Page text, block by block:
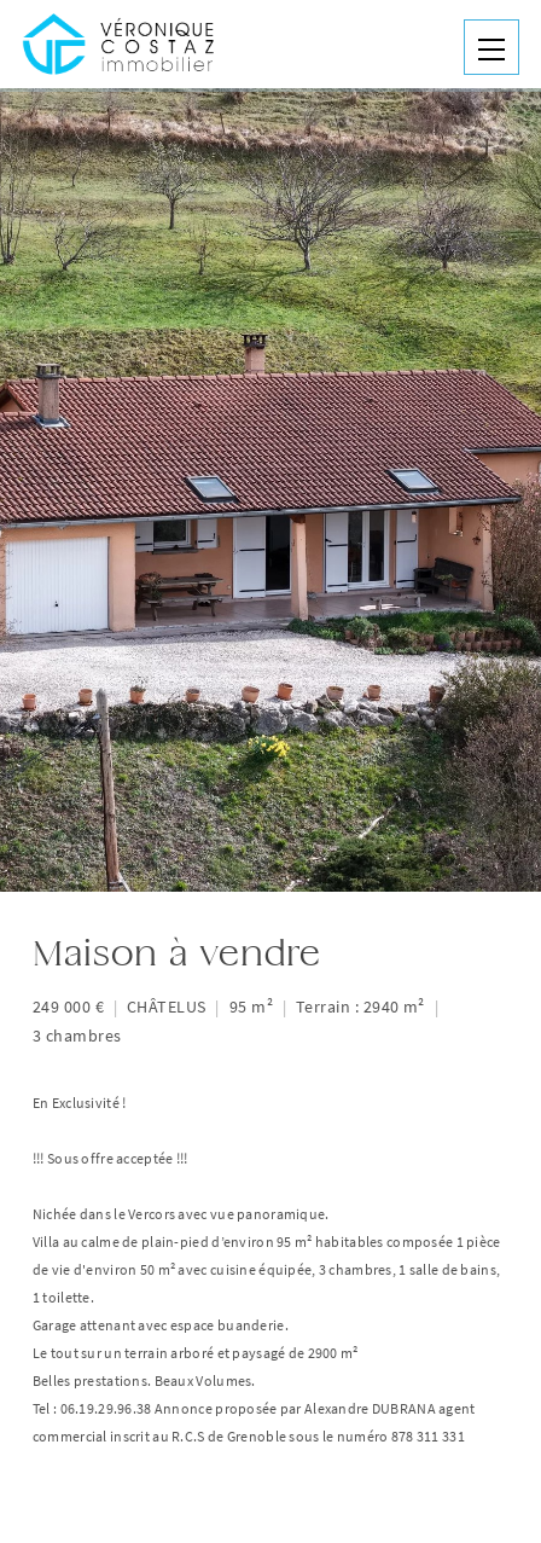
Maison à vendre
249 000 € | CHÂTELUS | 95 m² | Terrain : 2940 m² |
3 chambres
En Exclusivité !
!!! Sous offre acceptée !!!
Nichée dans le Vercors avec vue panoramique.
Villa au calme de plain-pied d’environ 95 m² habitables composée 1 pièce
de vie d'environ 50 m² avec cuisine équipée, 3 chambres, 1 salle de bains,
1 toilette.
Garage attenant avec espace buanderie.
Le tout sur un terrain arboré et paysagé de 2900 m²
Belles prestations. Beaux Volumes.
Tel : 06.19.29.96.38 Annonce proposée par Alexandre DUBRANA agent
commercial inscrit au R.C.S de Grenoble sous le numéro 878 311 331